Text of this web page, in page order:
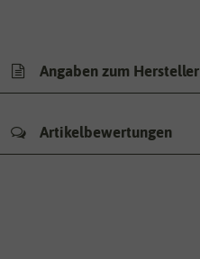
Angaben zum Hersteller
Artikelbewertungen